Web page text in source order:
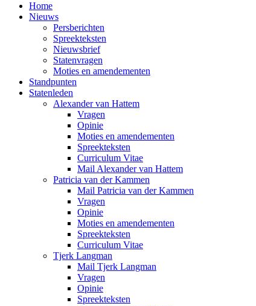
Home
Nieuws
Persberichten
Spreekteksten
Nieuwsbrief
Statenvragen
Moties en amendementen
Standpunten
Statenleden
Alexander van Hattem
Vragen
Opinie
Moties en amendementen
Spreekteksten
Curriculum Vitae
Mail Alexander van Hattem
Patricia van der Kammen
Mail Patricia van der Kammen
Vragen
Opinie
Moties en amendementen
Spreekteksten
Curriculum Vitae
Tjerk Langman
Mail Tjerk Langman
Vragen
Opinie
Spreekteksten